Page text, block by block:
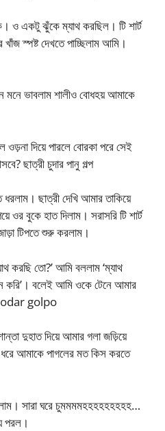
ও একটু ঝুঁকে ম্যাথ করছিল। টি শার্ট
স্পষ্ট দেখতে পাচ্ছিলাম আমি।
মনে ভাবলাম শালীও বোধহয় আমাকে
ওড়না দিয়ে পারলে বোরকা পরে সেই
ছাত্রী চুদার পানু গল্প
ছাত্রী দেখি আমার তাকিয়ে
ওর বুকে হাত দিলাম। সরাসরি টি শার্ট
টিপতে শুরু করলাম।
করছি তো?’ আমি বললাম ‘ম্যাথ
বলেই আমি ওকে টেনে আমার
golpo
দুহাত দিয়ে আমার গলা জড়িয়ে
আমাকে পাগলের মত কিস করতে
সারা ঘরে চুমমমমহহহহহহহহহ…
পরল।